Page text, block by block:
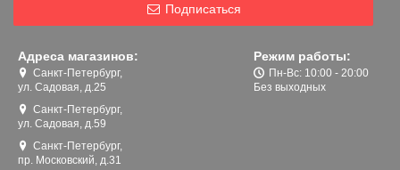
Подписаться
Адреса магазинов:
Санкт-Петербург,
ул. Садовая, д.25
Санкт-Петербург,
ул. Садовая, д.59
Санкт-Петербург,
пр. Московский, д.31
Режим работы:
Пн-Вс: 10:00 - 20:00
Без выходных